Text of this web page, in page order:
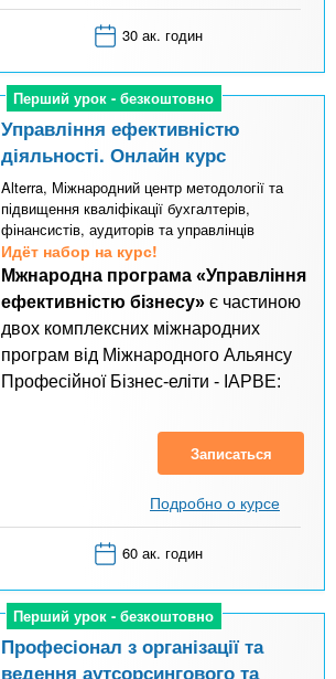
30 ак. годин
Перший урок - безкоштовно
Перший урок - безкоштовно
Управління ефективністю
діяльності. Онлайн курс
Alterra, Міжнародний центр методології та
підвищення кваліфікації бухгалтерів,
фінансистів, аудиторів та управлінців
Идёт набор на курс!
Мжнародна програма «Управління
ефективністю бізнесу» є частиною
двох комплексних міжнародних
програм від Міжнародного Альянсу
Професійної Бізнес-еліти - IAPBE:
Записаться
Подробно о курсе
60 ак. годин
Перший урок - безкоштовно
Перший урок - безкоштовно
Професіонал з організації та
ведення аутсорсингового та